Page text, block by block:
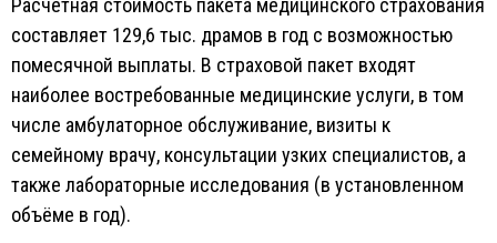
Расчётная стоимость пакета медицинского страхования
составляет 129,6 тыс. драмов в год с возможностью
помесячной выплаты. В страховой пакет входят
наиболее востребованные медицинские услуги, в том
числе амбулаторное обслуживание, визиты к
семейному врачу, консультации узких специалистов, а
также лабораторные исследования (в установленном
объёме в год).